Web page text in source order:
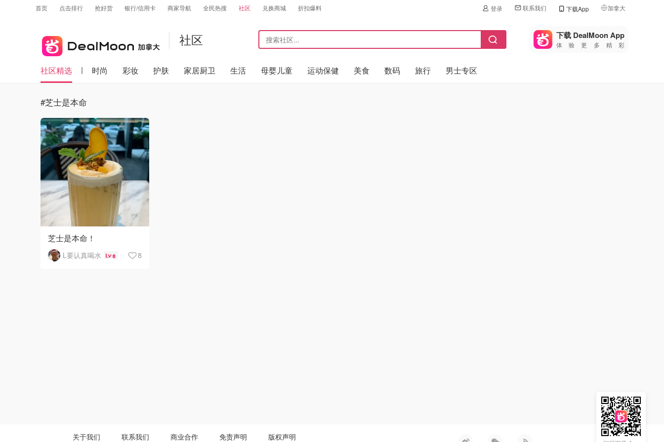
首页 点击排行 抢好货 银行/信用卡 商家导航 全民热搜 社区 兑换商城 折扣爆料 登录 联系我们 下载App 加拿大
🇺🇸
美国
🇨🇳中国
社区 下载 DealMoon App
体验更多精彩
社区精选 时尚 彩妆 护肤 家居厨卫 生活 母婴儿童 运动保健 美食 数码 旅行 男士专区
#芝士是本命
芝士是本命！
L要认真喝水 6 8
关于我们 联系我们 商业合作 免责声明 版权声明